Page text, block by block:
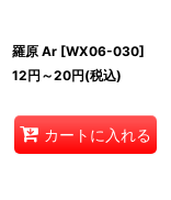
羅原 Ar [WX06-030]
12円 ～20円(税込)
カートに入れる